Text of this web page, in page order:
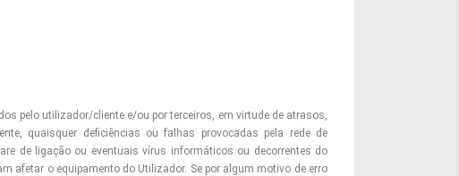
pelo utilizador/cliente e/ou por terceiros, em virtude de atrasos,
quaisquer deficiências ou falhas provocadas pela rede de
de ligação ou eventuais vírus informáticos ou decorrentes do
afetar o equipamento do Utilizador. Se por algum motivo de erro